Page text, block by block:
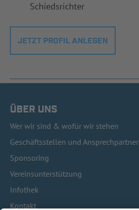
Schiedsrichter
JETZT PROFIL ANLEGEN
ÜBER UNS
Wer wir sind & wofür wir stehen
Geschäftsstellen und Ansprechpartner
Sponsoring
Vereinsunterstützung
Infothek
Kontakt